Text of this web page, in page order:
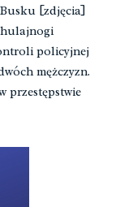
[zdjęcia]
policyjnej
mężczyzn.
przestępstwie